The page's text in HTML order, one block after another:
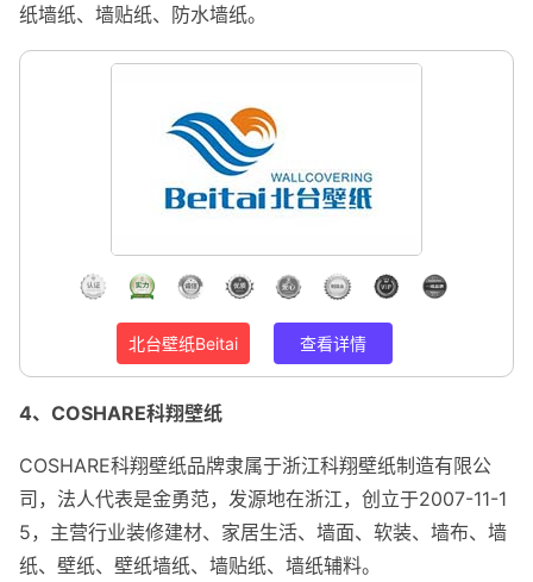
纸墙纸、墙贴纸、防水墙纸。
北台壁纸Beitai 查看详情
4、COSHARE科翔壁纸
COSHARE科翔壁纸品牌隶属于浙江科翔壁纸制造有限公
司，法人代表是金勇范，发源地在浙江，创立于2007-11-1
5，主营行业装修建材、家居生活、墙面、软装、墙布、墙
纸、壁纸、壁纸墙纸、墙贴纸、墙纸辅料。